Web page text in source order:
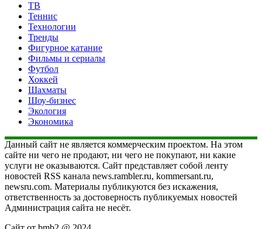
ТВ
Теннис
Технологии
Тренды
Фигурное катание
Фильмы и сериалы
Футбол
Хоккей
Шахматы
Шоу-бизнес
Экология
Экономика
Данный сайт не является коммерческим проектом. На этом
сайте ни чего не продают, ни чего не покупают, ни какие
услуги не оказываются. Сайт представляет собой ленту
новостей RSS канала news.rambler.ru, kommersant.ru,
newsru.com. Материалы публикуются без искажения,
ответственность за достоверность публикуемых новостей
Администрация сайта не несёт.